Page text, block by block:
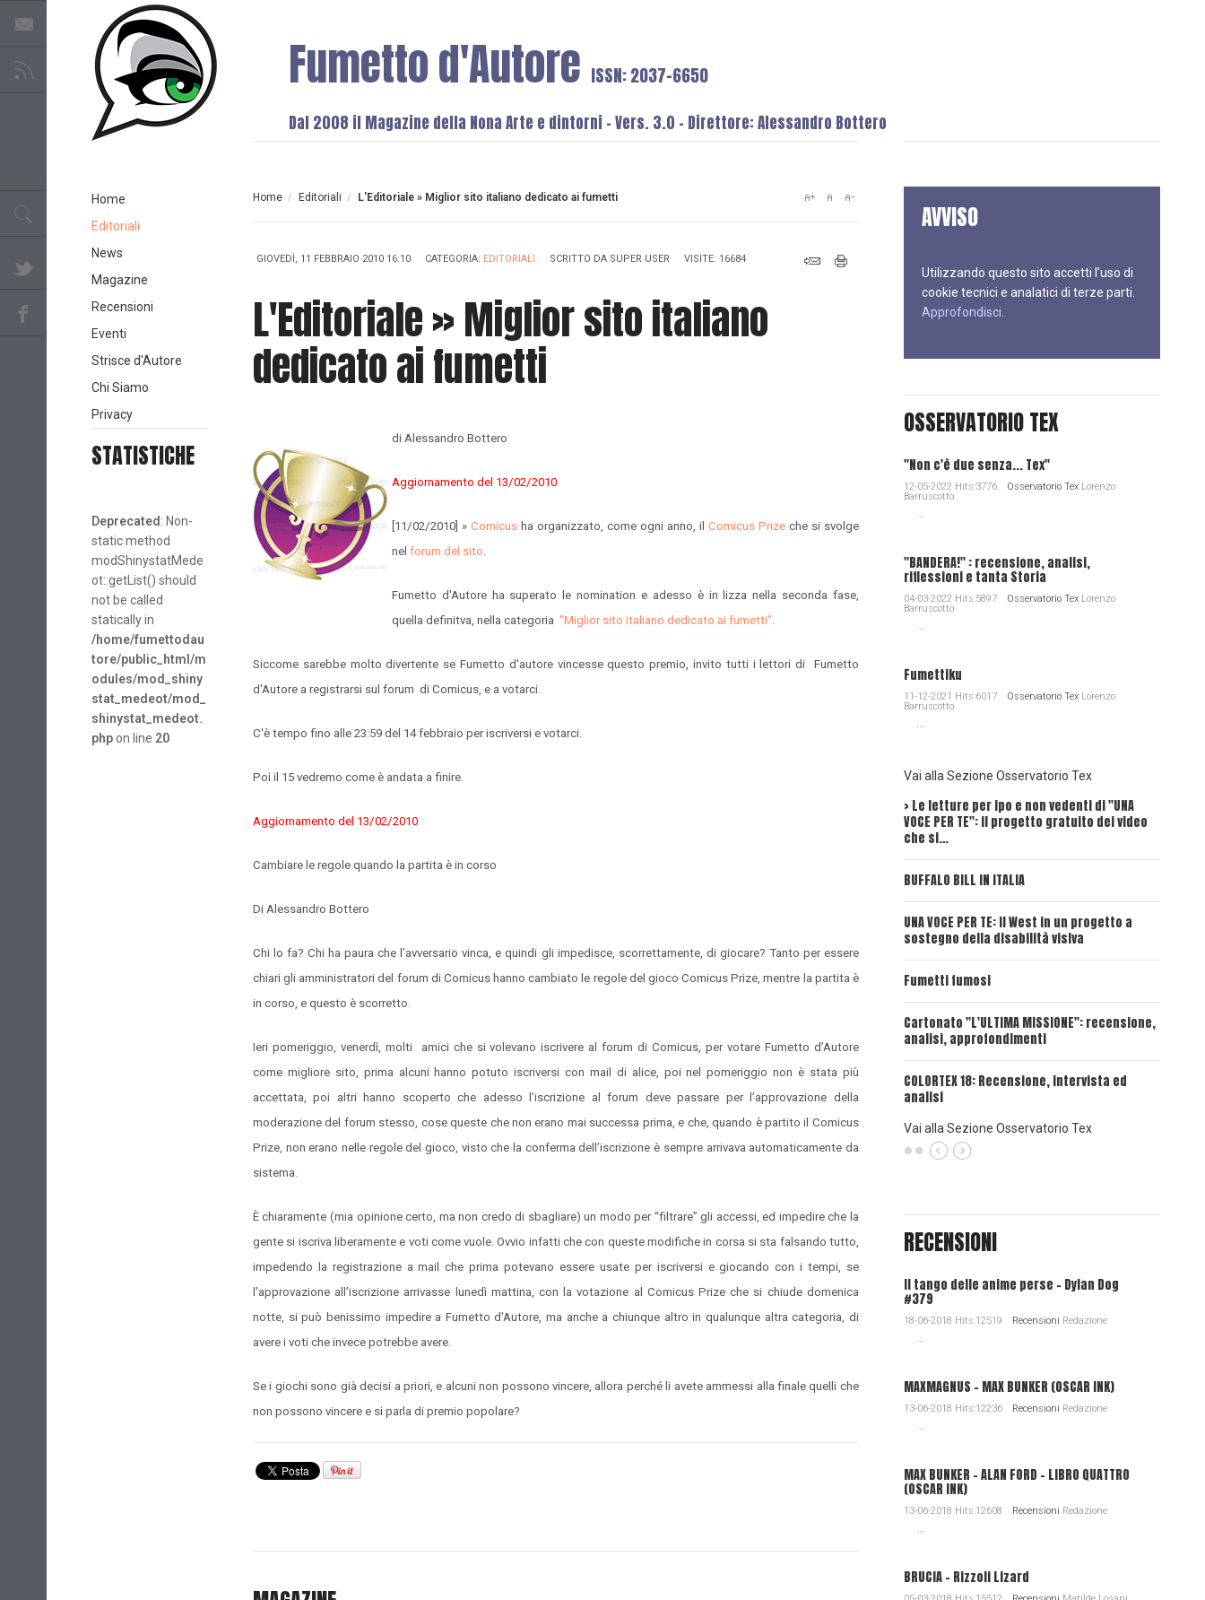
Fumetto d'Autore ISSN: 2037-6650
Dal 2008 il Magazine della Nona Arte e dintorni - Vers. 3.0 - Direttore: Alessandro Bottero
Home / Editoriali / L'Editoriale » Miglior sito italiano dedicato ai fumetti
GIOVEDÌ, 11 FEBBRAIO 2010 16:10 CATEGORIA: EDITORIALI SCRITTO DA SUPER USER VISITE: 16684
L'Editoriale » Miglior sito italiano
dedicato ai fumetti
di Alessandro Bottero
Aggiornamento del 13/02/2010
[11/02/2010] »Comicusha organizzato, come ogni anno, il Comicus Prizeche si svolge
nel forum del sito.
Fumetto d'Autore ha superato le nomination e adesso è in lizza nella seconda fase,
quella definitva, nella categoria "Miglior sito italiano dedicato ai fumetti".
Siccome sarebbe molto divertente se Fumetto d'autore vincesse questo premio, invito tutti i lettori di Fumetto
d'Autore a registrarsi sul forum di Comicus, e a votarci.
C'è tempo fino alle 23:59 del 14 febbraio per iscriversi e votarci.
Poi il 15 vedremo come è andata a finire.
Aggiornamento del 13/02/2010
Cambiare le regole quando la partita è in corso
Di Alessandro Bottero
Chi lo fa? Chi ha paura che l’avversario vinca, e quindi gli impedisce, scorrettamente, di giocare? Tanto per essere
chiari gli amministratori del forum di Comicus hanno cambiato le regole del gioco Comicus Prize, mentre la partita è
in corso, e questo è scorretto.
Ieri pomeriggio, venerdì, molti amici che si volevano iscrivere al forum di Comicus, per votare Fumetto d’Autore
come migliore sito, prima alcuni hanno potuto iscriversi con mail di alice, poi nel pomeriggio non è stata più
accettata, poi altri hanno scoperto che adesso l’iscrizione al forum deve passare per l’approvazione della
moderazione del forum stesso, cose queste che non erano mai successa prima, e che, quando è partito il Comicus
Prize, non erano nelle regole del gioco, visto che la conferma dell’iscrizione è sempre arrivava automaticamente da
sistema.
È chiaramente (mia opinione certo, ma non credo di sbagliare) un modo per “filtrare” gli accessi, ed impedire che la
gente si iscriva liberamente e voti come vuole. Ovvio infatti che con queste modifiche in corsa si sta falsando tutto,
impedendo la registrazione a mail che prima potevano essere usate per iscriversi e giocando con i tempi, se
l’approvazione all’iscrizione arrivasse lunedì mattina, con la votazione al Comicus Prize che si chiude domenica
notte, si può benissimo impedire a Fumetto d’Autore, ma anche a chiunque altro in qualunque altra categoria, di
avere i voti che invece potrebbe avere.
Se i giochi sono già decisi a priori, e alcuni non possono vincere, allora perché li avete ammessi alla finale quelli che
non possono vincere e si parla di premio popolare?
AVVISO
Utilizzando questo sito accetti l’uso di
cookie tecnici e analatici di terze parti.
Approfondisci
OSSERVATORIO TEX
"Non c'è due senza... Tex"
12-05-2022 Hits:3776 Osservatorio TexLorenzo
Barruscotto
...
"BANDERA!" : recensione, analisi,
riflessioni e tanta Storia
04-03-2022 Hits:5897 Osservatorio TexLorenzo
Barruscotto
...
Fumettiku
11-12-2021 Hits:6017 Osservatorio TexLorenzo
Barruscotto
...
Vai alla Sezione Osservatorio Tex
> Le letture per ipo e non vedenti di "UNA
VOCE PER TE": il progetto gratuito dei video
che si…
BUFFALO BILL IN ITALIA
UNA VOCE PER TE: il West in un progetto a
sostegno della disabilità visiva
Fumetti fumosi
Cartonato "L'ULTIMA MISSIONE": recensione,
analisi, approfondimenti
COLORTEX 18: Recensione, intervista ed
analisi
UNA
UNA
UNA
UNA
Vai alla Sezione Osservatorio Tex
RECENSIONI
Il tango delle anime perse - Dylan Dog
#379
18-06-2018 Hits:12519 Recensioni Redazione
...
MAXMAGNUS – MAX BUNKER (OSCAR INK)
13-06-2018 Hits:12236 Recensioni Redazione
...
MAX BUNKER – ALAN FORD – LIBRO QUATTRO
(OSCAR INK)
13-06-2018 Hits:12608 Recensioni Redazione
...
BRUCIA - Rizzoli Lizard
Home
Editoriali
News
Magazine
Recensioni
Eventi
Strisce d'Autore
Chi Siamo
Privacy
STATISTICHE
Deprecated : Non-
static method
modShinystatMede
ot::getList() should
not be called
statically in
/home/fumettodau
tore/public_html/m
odules/mod_shiny
stat_medeot/mod_
shinystat_medeot.
phpon line 20